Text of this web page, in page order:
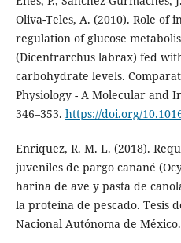
Oliva-Teles, A. (2010). Role of
regulation of glucose
(Dicentrarchus labrax) fed
carbohydrate levels.
Physiology - A Molecular and
346–353. https://doi.org/
Enriquez, R. M. L. (2018).
juveniles de pargo canané
harina de ave y pasta de
la proteína de pescado. Tesis
Nacional Autónoma de México.